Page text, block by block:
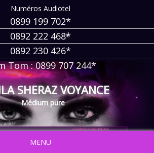
Numéros Audiotel
0899 199 702*
0892 222 468*
0892 230 426*
Tom : 0899 707 244*
SHERAZ VOYANCE
Médium pure
MENU